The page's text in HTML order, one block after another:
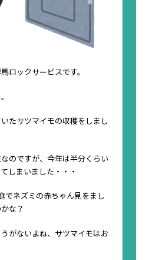
ロックサービスです。
たサツマイモの収穫をしまし
のですが、今年は半分くらい
しまいました・・・
でネズミの赤ちゃん見をまし
な？
がないよね、サツマイモはお